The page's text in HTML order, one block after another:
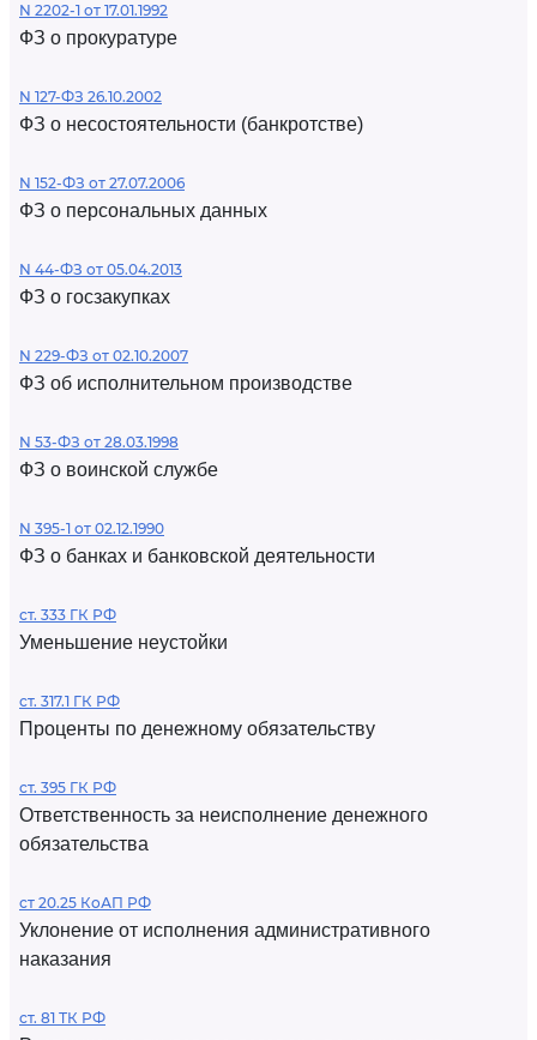
N 2202-1 от 17.01.1992
ФЗ о прокуратуре
N 127-ФЗ 26.10.2002
ФЗ о несостоятельности (банкротстве)
N 152-ФЗ от 27.07.2006
ФЗ о персональных данных
N 44-ФЗ от 05.04.2013
ФЗ о госзакупках
N 229-ФЗ от 02.10.2007
ФЗ об исполнительном производстве
N 53-ФЗ от 28.03.1998
ФЗ о воинской службе
N 395-1 от 02.12.1990
ФЗ о банках и банковской деятельности
ст. 333 ГК РФ
Уменьшение неустойки
ст. 317.1 ГК РФ
Проценты по денежному обязательству
ст. 395 ГК РФ
Ответственность за неисполнение денежного
обязательства
ст 20.25 КоАП РФ
Уклонение от исполнения административного
наказания
ст. 81 ТК РФ